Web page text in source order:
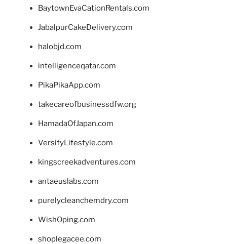
BaytownEvaCationRentals.com
JabalpurCakeDelivery.com
halobjd.com
intelligenceqatar.com
PikaPikaApp.com
takecareofbusinessdfw.org
HamadaOfJapan.com
VersifyLifestyle.com
kingscreekadventures.com
antaeuslabs.com
purelycleanchemdry.com
WishOping.com
shoplegacee.com